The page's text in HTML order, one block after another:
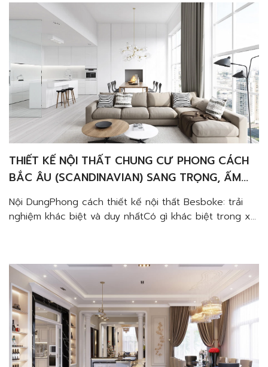
THIẾT KẾ NỘI THẤT CHUNG CƯ PHONG CÁCH
BẮC ÂU (SCANDINAVIAN) SANG TRỌNG, ẤM
CÚNG VÀ TINH TẾ
Nội DungPhong cách thiết kế nội thất Besboke: trải
nghiệm khác biệt và duy nhấtCó gì khác biệt trong xu
tiên công năngYếu tố nghệ thuật trong […]